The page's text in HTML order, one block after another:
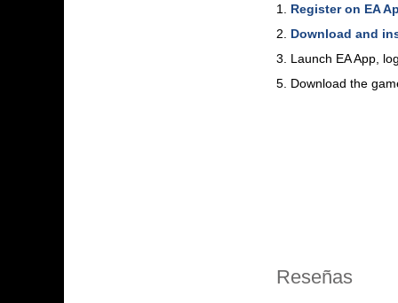
1. Register on EA
2. Download and
3. Launch EA App,
5. Download the
Reseñas